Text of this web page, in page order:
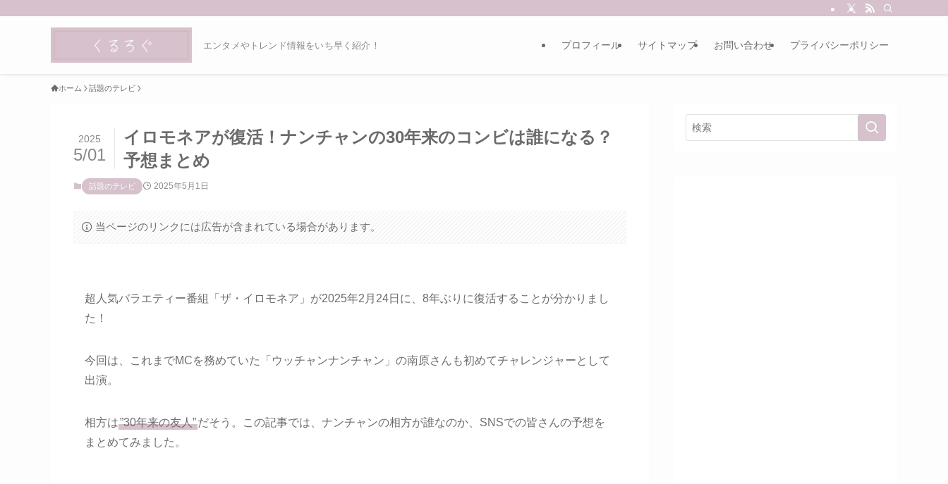
エンタメやトレンド情報をいち早く紹介！ プロフィール サイトマップ お問い合わせ プライバシーポリシー
ホーム 話題のテレビ
イロモネアが復活！ナンチャンの30年来のコンビは誰になる？
予想まとめ
2025
5/01
話題のテレビ 2025年5月1日
当ページのリンクには広告が含まれている場合があります。
超人気バラエティー番組「ザ・イロモネア」が2025年2月24日に、8年ぶりに復活することが分かりまし
た！
今回は、これまでMCを務めていた「ウッチャンナンチャン」の南原さんも初めてチャレンジャーとして
出演。
相方は”30年来の友人”だそう。この記事では、ナンチャンの相方が誰なのか、SNSでの皆さんの予想を
まとめてみました。